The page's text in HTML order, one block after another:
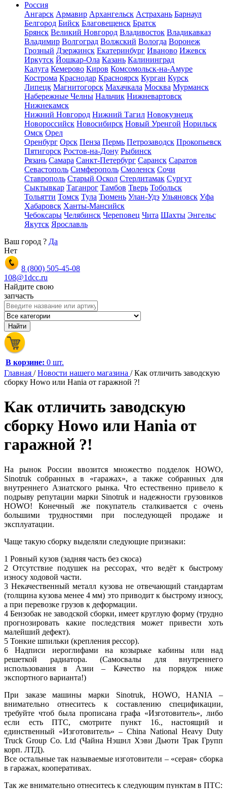
Россия
Ангарск Армавир Архангельск Астрахань Барнаул
Белгород Бийск Благовещенск Братск
Брянск Великий Новгород Владивосток Владикавказ
Владимир Волгоград Волжский Вологда Воронеж
Грозный Дзержинск Екатеринбург Иваново Ижевск
Иркутск Йошкар-Ола Казань Калининград
Калуга Кемерово Киров Комсомольск-на-Амуре
Кострома Краснодар Красноярск Курган Курск
Липецк Магнитогорск Махачкала Москва Мурманск
Набережные Челны Нальчик Нижневартовск
Нижнекамск
Нижний Новгород Нижний Тагил Новокузнецк
Новороссийск Новосибирск Новый Уренгой Норильск
Омск Орел
Оренбург Орск Пенза Пермь Петрозаводск Прокопьевск
Пятигорск Ростов-на-Дону Рыбинск
Рязань Самара Санкт-Петербург Саранск Саратов
Севастополь Симферополь Смоленск Сочи
Ставрополь Старый Оскол Стерлитамак Сургут
Сыктывкар Таганрог Тамбов Тверь Тобольск
Тольятти Томск Тула Тюмень Улан-Удэ Ульяновск Уфа
Хабаровск Ханты-Мансийск
Чебоксары Челябинск Череповец Чита Шахты Энгельс
Якутск Ярославль
Ваш город ? Да
Нет
8 (800) 505-45-08
108@1dcc.ru
Найдите свою
запчасть
В корзине: 0 шт.
Главная /Новости нашего магазина /Как отличить заводскую
сборку Howo или Hania от гаражной ?!
Как отличить заводскую
сборку Howo или Hania от
гаражной ?!
На рынок России ввозится множество подделок HOWO,
Sinotruk собранных в «гаражах», а также собранных для
внутреннего Азиатского рынка. Что естественно привело к
подрыву репутации марки Sinotruk и надежности грузовиков
HOWO! Конечный же покупатель сталкивается с очень
большими трудностями при последующей продаже и
эксплуатации.
Чаще такую сборку выделяли следующие признаки:
1 Ровный кузов (задняя часть без скоса)
2 Отсутствие подушек на рессорах, что ведёт к быстрому
износу ходовой части.
3 Некачественный металл кузова не отвечающий стандартам
(толщина кузова менее 4 мм) это приводит к быстрому износу,
а при перевозке грузов к деформации.
4 Бензобак не заводской сборки, имеет круглую форму (трудно
прогнозировать какие последствия может привести хоть
малейший дефект).
5 Тонкие шпильки (крепления рессор).
6 Надписи иероглифами на козырьке кабины или над
решеткой радиатора. (Самосвалы для внутреннего
использования в Азии – Качество на порядок ниже
экспортного варианта!)
При заказе машины марки Sinotruk, HOWO, HANIA –
внимательно отнеситесь к составлению спецификации,
требуйте чтоб была прописана графа «Изготовитель», либо
если есть ПТС, смотрите пункт 16., настоящий и
единственный «Изготовитель» – China National Heavy Duty
Truck Group Co. Ltd (Чайна Нэшнл Хэви Дьюти Трак Групп
корп. ЛТД).
Все остальные так называемые изготовители – «серая» сборка
в гаражах, кооперативах.
Так же внимательно отнеситесь к следующим пунктам в ПТС: